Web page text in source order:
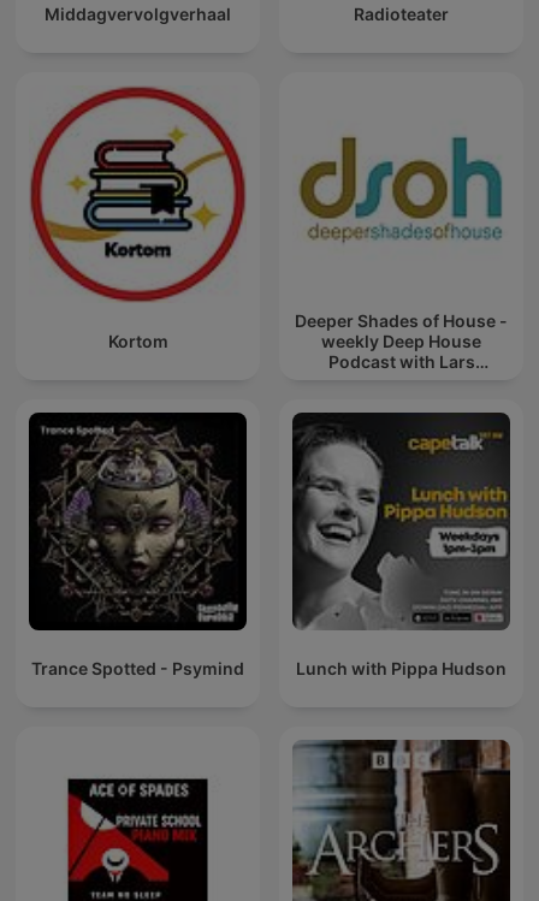
Middagvervolgverhaal Radioteater
Kortom
Deeper Shades of House -
weekly Deep House
Podcast with Lars
Trance Spotted - Psymind Lunch with Pippa Hudson